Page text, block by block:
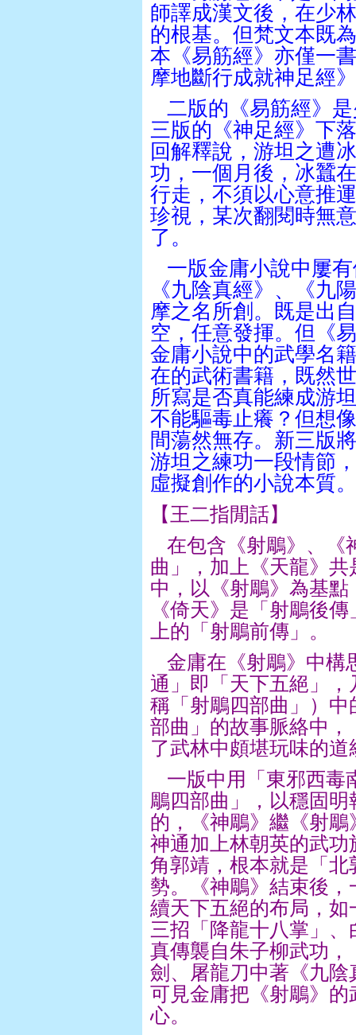
師譯成漢文後，在少
的根基。但梵文本既
本《易筋經》亦僅一
摩地斷行成就神足經
二版的《易筋經》
三版的《神足經》下
回解釋說，游坦之遭
功，一個月後，冰蠶
行走，不須以心意推
珍視，某次翻閱時無
了。
一版金庸小說中屢
《九陰真經》、《九
摩之名所創。既是出
空，任意發揮。但《
金庸小說中的武學名
在的武術書籍，既然
所寫是否真能練成游
不能驅毒止癢？但想
間蕩然無存。新三版
游坦之練功一段情節
虛擬創作的小說本質。
【王二指閒話】
在包含《射鵰》、《
曲」，加上《天龍》
中，以《射鵰》為基
《倚天》是「射鵰後
上的「射鵰前傳」。
金庸在《射鵰》中構
通」即「天下五絕」
稱「射鵰四部曲」）
部曲」的故事脈絡中
了武林中頗堪玩味的道
一版中用「東邪西毒
鵰四部曲」，以穩固
的，《神鵰》繼《射
神通加上林朝英的武
角郭靖，根本就是「
勢。《神鵰》結束後
續天下五絕的布局，
三招「降龍十八掌」
真傳襲自朱子柳武功，
劍、屠龍刀中著《九
可見金庸把《射鵰》
心。